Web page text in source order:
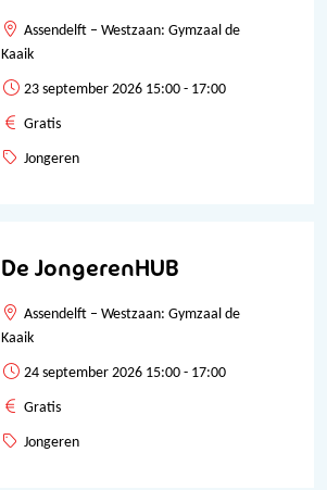
Assendelft – Westzaan: Gymzaal de
Kaaik
23 september 2026 15:00 - 17:00
Gratis
Jongeren
De JongerenHUB
Assendelft – Westzaan: Gymzaal de
Kaaik
24 september 2026 15:00 - 17:00
Gratis
Jongeren